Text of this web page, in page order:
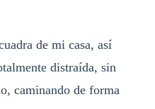
de mi casa, así
distraída, sin
caminando de forma